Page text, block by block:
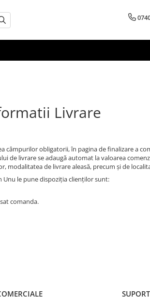
Livrare
câmpurilor obligatorii, în pagina de finalizare a
de livrare se adaugă automat la valoarea
modalitatea de livrare aleasă, precum și de
Unu le pune dispoziția clienților sunt:
comanda.